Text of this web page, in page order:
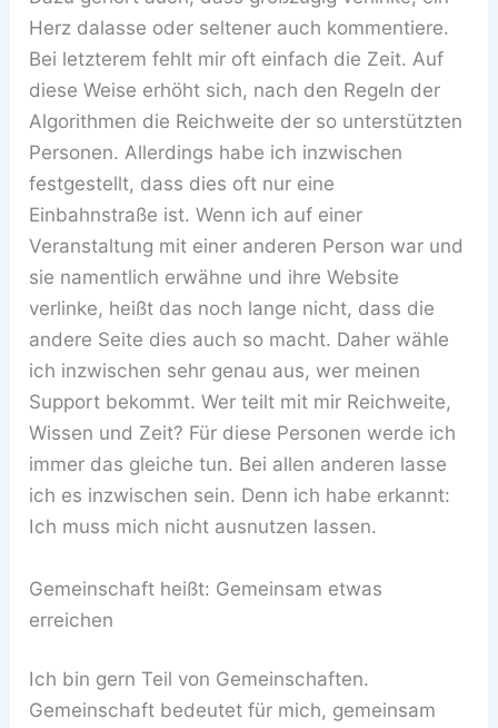
Herz dalasse oder seltener auch kommentiere.
Bei letzterem fehlt mir oft einfach die Zeit. Auf
diese Weise erhöht sich, nach den Regeln der
Algorithmen die Reichweite der so unterstützten
Personen. Allerdings habe ich inzwischen
festgestellt, dass dies oft nur eine
Einbahnstraße ist. Wenn ich auf einer
Veranstaltung mit einer anderen Person war und
sie namentlich erwähne und ihre Website
verlinke, heißt das noch lange nicht, dass die
andere Seite dies auch so macht. Daher wähle
ich inzwischen sehr genau aus, wer meinen
Support bekommt. Wer teilt mit mir Reichweite,
Wissen und Zeit? Für diese Personen werde ich
immer das gleiche tun. Bei allen anderen lasse
ich es inzwischen sein. Denn ich habe erkannt:
Ich muss mich nicht ausnutzen lassen.
Gemeinschaft heißt: Gemeinsam etwas
erreichen
Ich bin gern Teil von Gemeinschaften.
Gemeinschaft bedeutet für mich, gemeinsam